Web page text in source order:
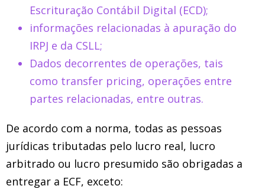
Escrituração Contábil Digital (ECD);
informações relacionadas à apuração do
IRPJ e da CSLL;
Dados decorrentes de operações, tais
como transfer pricing, operações entre
partes relacionadas, entre outras.
De acordo com a norma, todas as pessoas
jurídicas tributadas pelo lucro real, lucro
arbitrado ou lucro presumido são obrigadas a
entregar a ECF, exceto: